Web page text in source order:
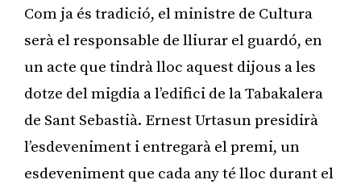
Com ja és tradició, el ministre de Cultura
serà el responsable de lliurar el guardó, en
un acte que tindrà lloc aquest dijous a les
dotze del migdia a l’edifici de la Tabakalera
de Sant Sebastià. Ernest Urtasun presidirà
l’esdeveniment i entregarà el premi, un
esdeveniment que cada any té lloc durant el